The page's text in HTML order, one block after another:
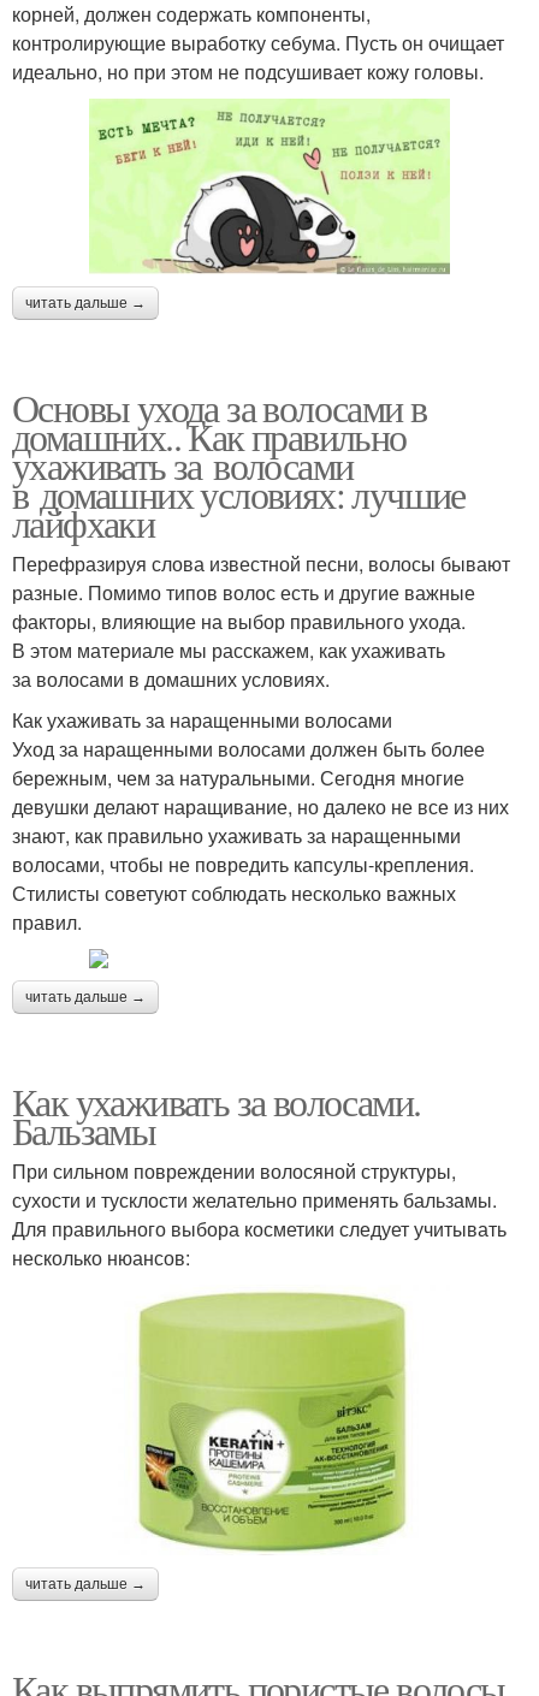
корней, должен содержать компоненты,
контролирующие выработку себума. Пусть он очищает
идеально, но при этом не подсушивает кожу головы.
читать дальше →
Основы ухода за волосами в
домашних.. Как правильно
ухаживать за волосами
в домашних условиях: лучшие
лайфхаки
Перефразируя слова известной песни, волосы бывают
разные. Помимо типов волос есть и другие важные
факторы, влияющие на выбор правильного ухода.
В этом материале мы расскажем, как ухаживать
за волосами в домашних условиях.
Как ухаживать за наращенными волосами
Уход за наращенными волосами должен быть более
бережным, чем за натуральными. Сегодня многие
девушки делают наращивание, но далеко не все из них
знают, как правильно ухаживать за наращенными
волосами, чтобы не повредить капсулы-крепления.
Стилисты советуют соблюдать несколько важных
правил.
читать дальше →
Как ухаживать за волосами.
Бальзамы
При сильном повреждении волосяной структуры,
сухости и тусклости желательно применять бальзамы.
Для правильного выбора косметики следует учитывать
несколько нюансов:
читать дальше →